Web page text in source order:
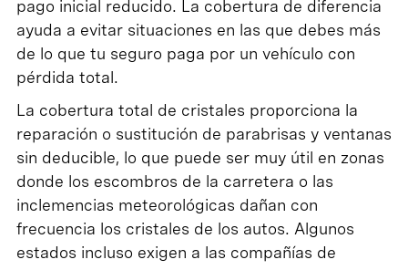
pago inicial reducido. La cobertura de diferencia
ayuda a evitar situaciones en las que debes más
de lo que tu seguro paga por un vehículo con
pérdida total.
La cobertura total de cristales proporciona la
reparación o sustitución de parabrisas y ventanas
sin deducible, lo que puede ser muy útil en zonas
donde los escombros de la carretera o las
inclemencias meteorológicas dañan con
frecuencia los cristales de los autos. Algunos
estados incluso exigen a las compañías de